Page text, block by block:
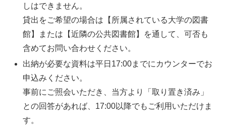
しはできません。
貸出をご希望の場合は【所属されている大学の図書
館】または【近隣の公共図書館】を通して、可否も
含めてお問い合わせください。
出納が必要な資料は平日17:00までにカウンターでお
申込みください。
事前にご照会いただき、当方より「取り置き済み」
との回答があれば、17:00以降でもご利用いただけま
す。